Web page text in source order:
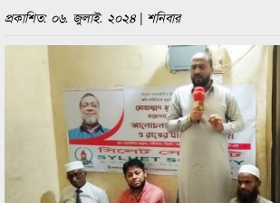
প্রকাশিত: ০৬. জুলাই. ২০২৪ | শনিবার